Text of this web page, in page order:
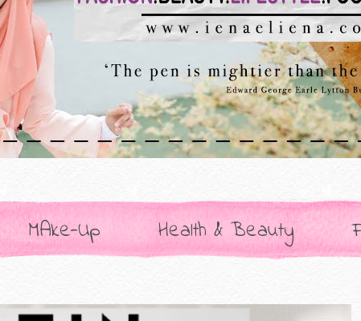
MAke-Up Health & Beauty